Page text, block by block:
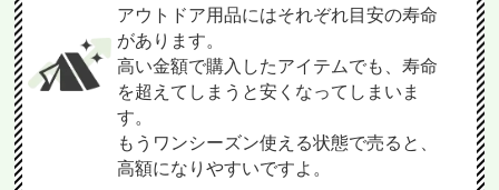
アウトドア用品にはそれぞれ目安の寿命
があります。
高い金額で購入したアイテムでも、寿命
を超えてしまうと安くなってしまいま
す。
もうワンシーズン使える状態で売ると、
高額になりやすいですよ。